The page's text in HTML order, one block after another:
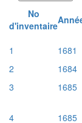
No
d'inventaire
1
1681
2
1684
3
1685
4 1685